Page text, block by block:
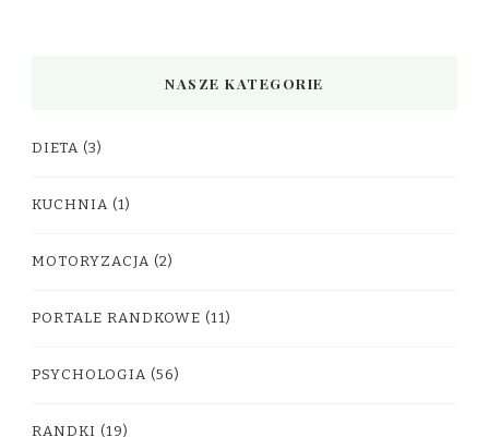
NASZE KATEGORIE
DIETA (3)
KUCHNIA (1)
MOTORYZACJA (2)
PORTALE RANDKOWE (11)
PSYCHOLOGIA (56)
RANDKI (19)